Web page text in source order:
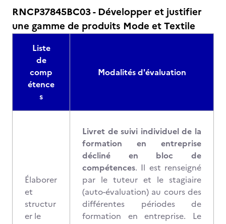
RNCP37845BC03 - Développer et justifier
une gamme de produits Mode et Textile
Liste
de
comp
étence
s
Modalités d'évaluation
Élaborer
et
structur
er le
Livret de suivi individuel de la
formation en entreprise
décliné en bloc de
compétences. Il est renseigné
par le tuteur et le stagiaire
(auto-évaluation) au cours des
différentes périodes de
formation en entreprise. Le